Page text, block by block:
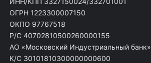
ОГРН 1223300007150
ОКПО 97767518
Р/С 40702810500260000155
АО «Московский Индустриальный банк»
К/С 30101810300000000600